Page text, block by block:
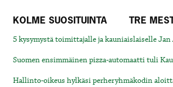
KOLME SUOSITUINTA TRE
5 kysymystä toimittajalle ja kauniaislaiselle
Suomen ensimmäinen pizza-automaatti tuli
Hallinto-oikeus hylkäsi perheryhmäkodin